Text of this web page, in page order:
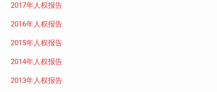
2017年人权报告
2016年人权报告
2015年人权报告
2014年人权报告
2013年人权报告